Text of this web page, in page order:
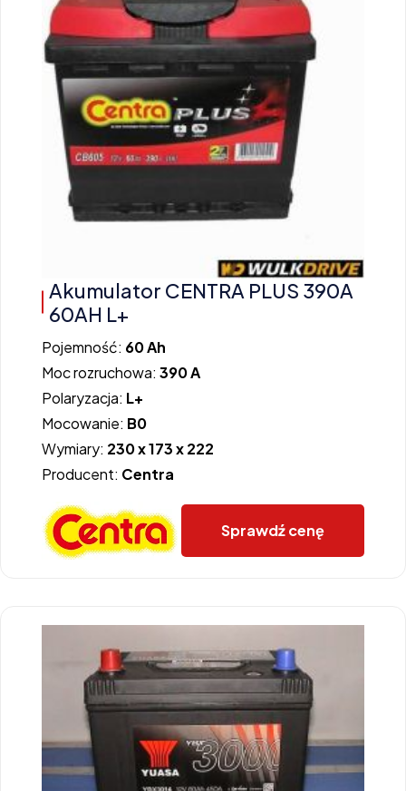
Akumulator CENTRA PLUS 390A
60AH L+
Pojemność: 60 Ah
Moc rozruchowa: 390 A
Polaryzacja: L+
Mocowanie: B0
Wymiary: 230 x 173 x 222
Producent: Centra
Sprawdź cenę